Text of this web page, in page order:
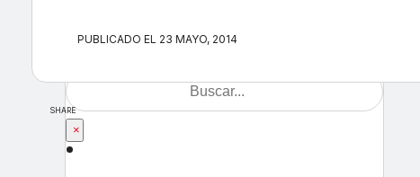
×
PUBLICADO EL 23 MAYO, 2014
SHARE